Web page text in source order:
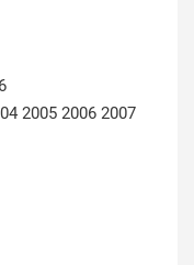
2005 2006 2007